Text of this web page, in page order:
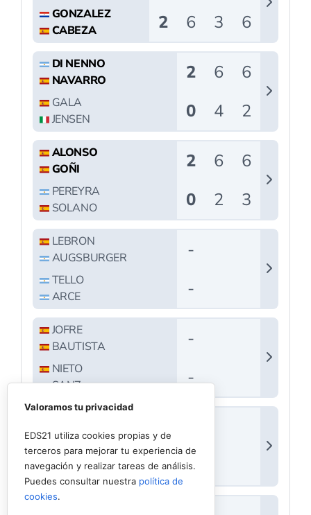
Valoramos tu privacidad
EDS21 utiliza cookies propias y de
terceros para mejorar tu experiencia de
navegación y realizar tareas de análisis.
Puedes consultar nuestra política de
cookies.